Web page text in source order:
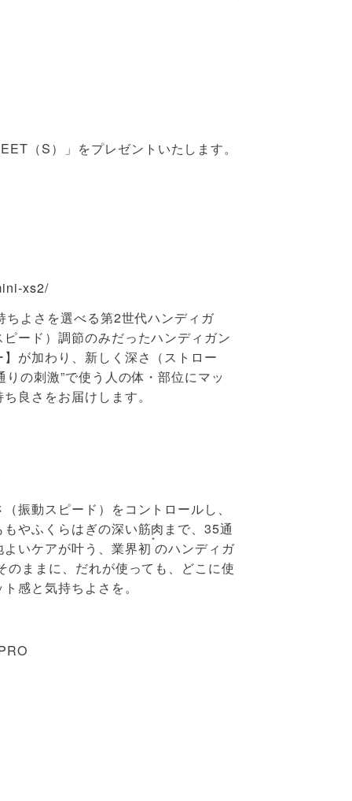
（S）」をプレゼントいたします。
xs2/
よさを選べる第2世代ハンディガ
ード）調節のみだったハンディガン
が加わり、新しく深さ（ストロー
の刺激”で使う人の体・部位にマッ
良さをお届けします。
振動スピード）をコントロールし、
やふくらはぎの深い筋肉まで、35通
いケアが叶う、業界初*のハンディガ
のままに、だれが使っても、どこに使
感と気持ちよさを。